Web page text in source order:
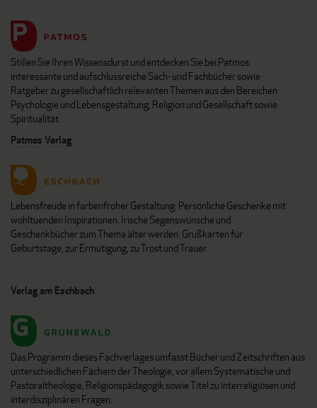
Stillen Sie Ihren Wissensdurst und entdecken Sie bei Patmos
interessante und aufschlussreiche Sach- und Fachbücher sowie
Ratgeber zu gesellschaftlich relevanten Themen aus den Bereichen
Psychologie und Lebensgestaltung, Religion und Gesellschaft sowie
Spiritualität.
Patmos Verlag
Lebensfreude in farbenfroher Gestaltung: Persönliche Geschenke mit
wohltuenden Inspirationen. Irische Segenswünsche und
Geschenkbücher zum Thema älter werden. Grußkarten für
Geburtstage, zur Ermutigung, zu Trost und Trauer.
Verlag am Eschbach
Das Programm dieses Fachverlages umfasst Bücher und Zeitschriften aus
unterschiedlichen Fächern der Theologie, vor allem Systematische und
Pastoraltheologie, Religionspädagogik sowie Titel zu interreligiösen und
interdisziplinären Fragen.